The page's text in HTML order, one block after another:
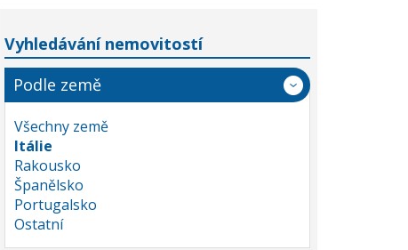
Vyhledávání nemovitostí
Podle země
Všechny země
Itálie
Rakousko
Španělsko
Portugalsko
Ostatní